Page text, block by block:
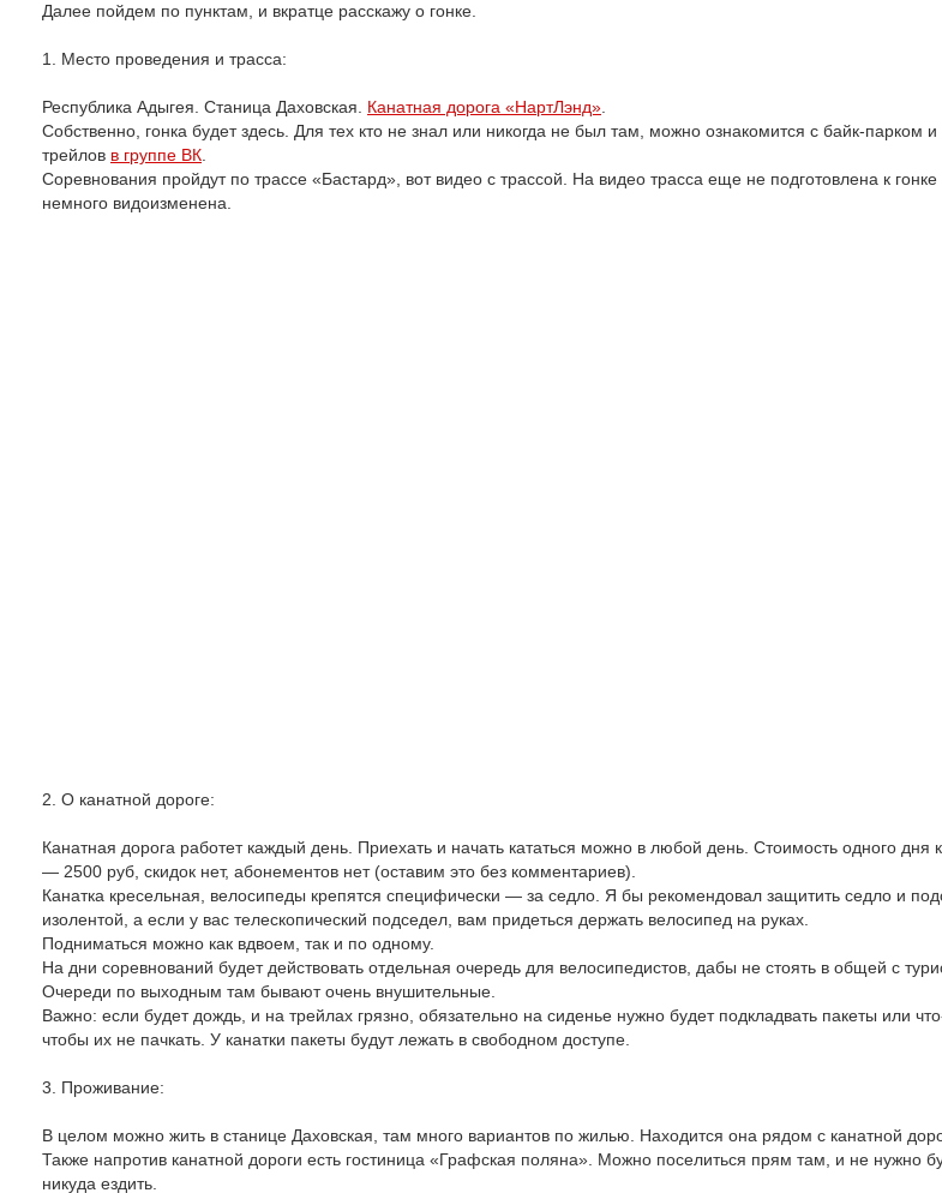
Далее пойдем по пунктам, и вкратце расскажу о гонке.
1. Место проведения и трасса:
Республика Адыгея. Станица Даховская. Канатная дорога «НартЛэнд»
Собственно, гонка будет здесь. Для тех кто не знал или никогда не был там, можно ознакомится с байк-парком и
трейлов в группе ВК
Соревнования пройдут по трассе «Бастард», вот видео с трассой. На видео трасса еще не подготовлена к гонке
немного видоизменена.
2. О канатной дороге:
Канатная дорога работет каждый день. Приехать и начать кататься можно в любой день. Стоимость одного дня
— 2500 руб, скидок нет, абонементов нет (оставим это без комментариев).
Канатка кресельная, велосипеды крепятся специфически — за седло. Я бы рекомендовал защитить седло и
изолентой, а если у вас телескопический подседел, вам придеться держать велосипед на руках.
Подниматься можно как вдвоем, так и по одному.
На дни соревнований будет действовать отдельная очередь для велосипедистов, дабы не стоять в общей с
Очереди по выходным там бывают очень внушительные.
Важно: если будет дождь, и на трейлах грязно, обязательно на сиденье нужно будет подкладвать пакеты или
чтобы их не пачкать. У канатки пакеты будут лежать в свободном доступе.
3. Проживание:
В целом можно жить в станице Даховская, там много вариантов по жилью. Находится она рядом с канатной
Также напротив канатной дороги есть гостиница «Графская поляна». Можно поселиться прям там, и не нужно
никуда ездить.